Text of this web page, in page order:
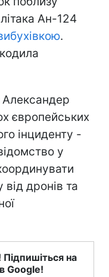
Ан-124
.
Александер
європейських
інциденту -
у
від дронів та
на
Google!